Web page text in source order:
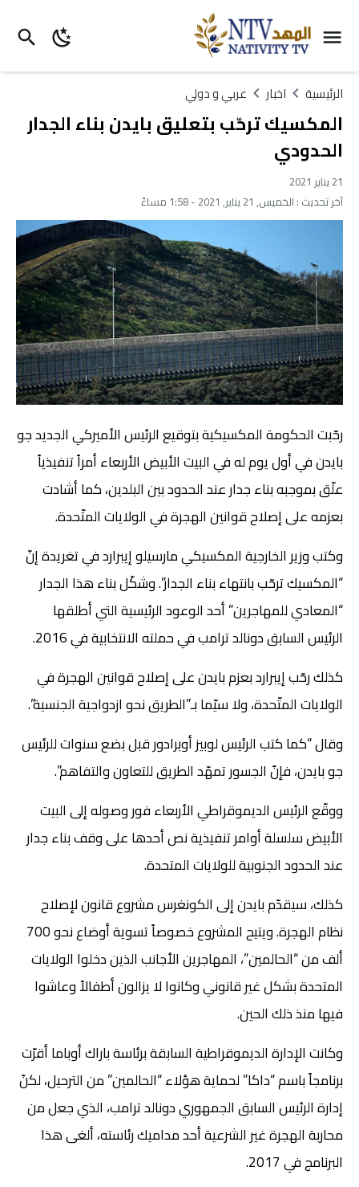
الرئيسية اخبار عربي و دولي
المكسيك ترحّب بتعليق بايدن بناء الجدار
الحدودي
21 يناير 2021
آخر تحديث : الخميس, 21 يناير, 2021 - 1:58 مساءً
رحّبت الحكومة المكسيكية بتوقيع الرئيس الأميركي الجديد جو
بايدن في أول يوم له في البيت الأبيض الأربعاء أمراً تنفيذياً
علّق بموجبه بناء جدار عند الحدود بين البلدين، كما أشادت
بعزمه على إصلاح قوانين الهجرة في الولايات المتّحدة.
وكتب وزير الخارجية المكسيكي مارسيلو إيبرارد في تغريدة إنّ
“المكسيك ترحّب بانتهاء بناء الجدار”. وشكّل بناء هذا الجدار
“المعادي للمهاجرين” أحد الوعود الرئيسية التي أطلقها
الرئيس السابق دونالد ترامب في حملته الانتخابية في 2016.
كذلك رحّب إيبرارد بعزم بايدن على إصلاح قوانين الهجرة في
الولايات المتّحدة، ولا سيّما بـ”الطريق نحو ازدواجية الجنسية”.
وقال “كما كتب الرئيس لوبيز أوبرادور قبل بضع سنوات للرئيس
جو بايدن، فإنّ الجسور تمهّد الطريق للتعاون والتفاهم”.
ووقّع الرئيس الديموقراطي الأربعاء فور وصوله إلى البيت
الأبيض سلسلة أوامر تنفيذية نص أحدها على وقف بناء جدار
عند الحدود الجنوبية للولايات المتحدة.
كذلك، سيقدّم بايدن إلى الكونغرس مشروع قانون لإصلاح
نظام الهجرة. ويتيح المشروع خصوصاً تسوية أوضاع نحو 700
ألف من “الحالمين”، المهاجرين الأجانب الذين دخلوا الولايات
المتحدة بشكل غير قانوني وكانوا لا يزالون أطفالاً وعاشوا
فيها منذ ذلك الحين.
وكانت الإدارة الديموقراطية السابقة برئاسة باراك أوباما أقرّت
برنامجاً باسم “داكا” لحماية هؤلاء “الحالمين” من الترحيل، لكنّ
إدارة الرئيس السابق الجمهوري دونالد ترامب، الذي جعل من
محاربة الهجرة غير الشرعية أحد مداميك رئاسته، ألغى هذا
البرنامج في 2017.